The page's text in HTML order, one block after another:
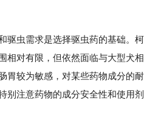
驱虫需求是选择驱虫药的基础。柯
相对有限，但依然面临与大型犬相
胃较为敏感，对某些药物成分的耐
别注意药物的成分安全性和使用剂